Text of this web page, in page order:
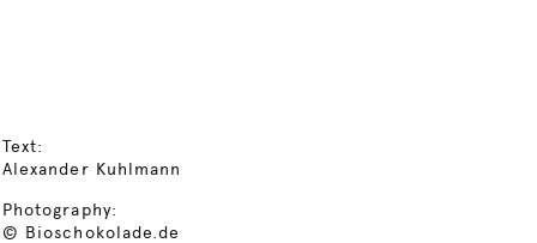
Text:
Alexander Kuhlmann
Photography:
© Bioschokolade.de